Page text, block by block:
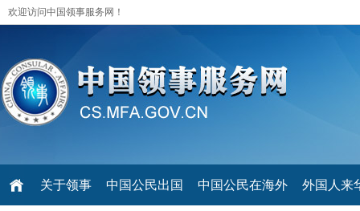
欢迎访问中国领事服务网！
关于领事 中国公民出国 中国公民在海外 外国人来